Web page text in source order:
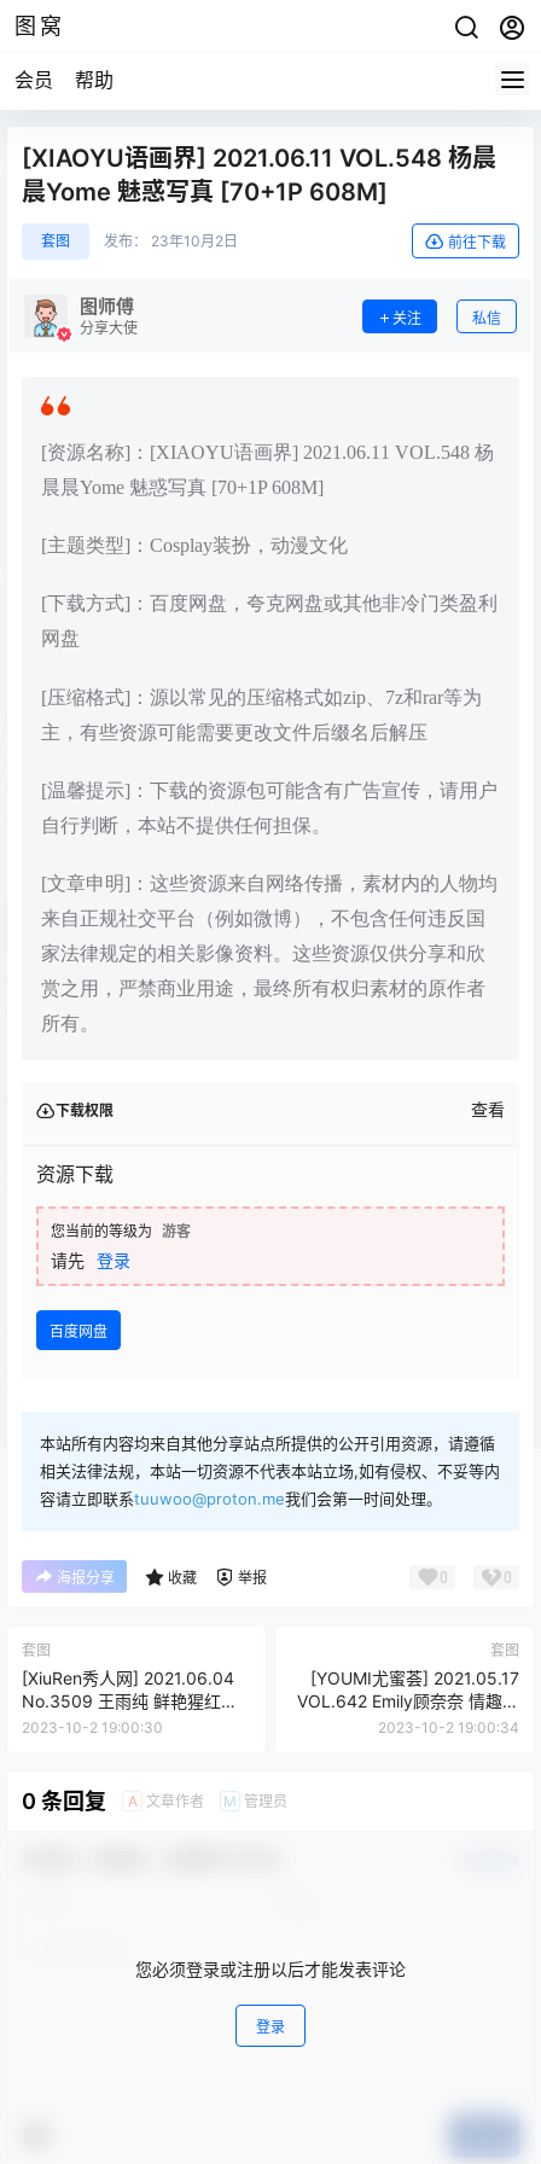
图窝
会员 帮助
[XIAOYU语画界] 2021.06.11 VOL.548 杨晨
晨Yome 魅惑写真 [70+1P 608M]
套图 发布： 23年10月2日 前往下载
图师傅
分享大使
关注 私信
[资源名称]：[XIAOYU语画界] 2021.06.11 VOL.548 杨
晨晨Yome 魅惑写真 [70+1P 608M]
[主题类型]：Cosplay装扮，动漫文化
[下载方式]：百度网盘，夸克网盘或其他非冷门类盈利
网盘
[压缩格式]：源以常见的压缩格式如zip、7z和rar等为
主，有些资源可能需要更改文件后缀名后解压
[温馨提示]：下载的资源包可能含有广告宣传，请用户
自行判断，本站不提供任何担保。
[文章申明]：这些资源来自网络传播，素材内的人物均
来自正规社交平台（例如微博），不包含任何违反国
家法律规定的相关影像资料。这些资源仅供分享和欣
赏之用，严禁商业用途，最终所有权归素材的原作者
所有。
下载权限 查看
资源下载
您当前的等级为 游客
请先 登录
百度网盘
本站所有内容均来自其他分享站点所提供的公开引用资源，请遵循
相关法律法规，本站一切资源不代表本站立场,如有侵权、不妥等内
容请立即联系tuuwoo@proton.me我们会第一时间处理。
海报分享 收藏 举报 0 0
套图
[XiuRen秀人网] 2021.06.04
No.3509 王雨纯 鲜艳猩红睡
衣 [48+1P 508M]
2023-10-2 19:00:30
套图
[YOUMI尤蜜荟] 2021.05.17
VOL.642 Emily顾奈奈 情趣蝙
蝠侠内衣主题系列 [63+1P
2023-10-2 19:00:34
0 条回复 A 文章作者 M 管理员
您必须登录或注册以后才能发表评论
登录